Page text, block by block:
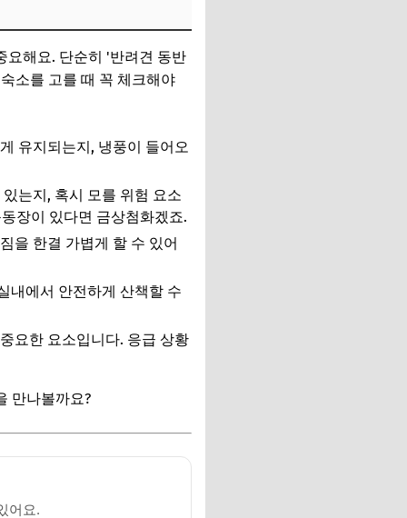
요해요. 단순히 '반려견 동반
소를 고를 때 꼭 체크해야
유지되는지, 냉풍이 들어오
는지, 혹시 모를 위험 요소
장이 있다면 금상첨화겠죠.
을 한결 가볍게 할 수 있어
내에서 안전하게 산책할 수
요한 요소입니다. 응급 상황
만나볼까요?
어요.